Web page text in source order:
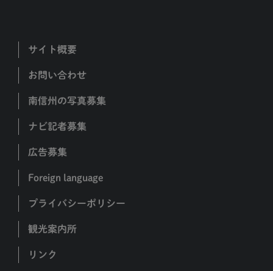
サイト概要
お問い合わせ
南信州の写真募集
ナビ記者募集
広告募集
Foreign language
プライバシーポリシー
観光案内所
リンク